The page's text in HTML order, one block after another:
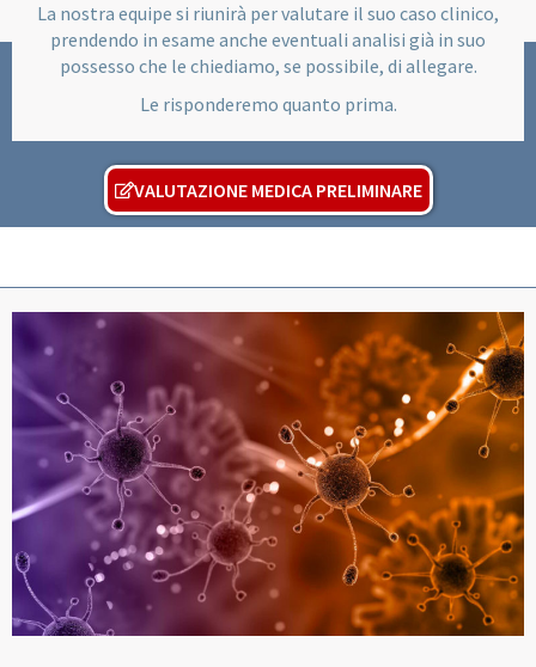
La nostra equipe si riunirà per valutare il suo caso clinico,
prendendo in esame anche eventuali analisi già in suo
possesso che le chiediamo, se possibile, di allegare.
Le risponderemo quanto prima.
VALUTAZIONE MEDICA PRELIMINARE